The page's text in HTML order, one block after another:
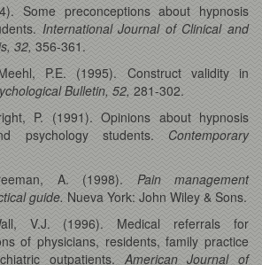
Some preconceptions about hypnosis
International Journal of Clinical and
32, 356-361.
P.E. (1995). Construct validity in
Bulletin, 52, 281-302.
P. (1991). Opinions about hypnosis
psychology students. Contemporary
A. (1998). Pain management
guide. Nueva York: John Wiley & Sons.
V.J. (1996). Medical referrals for
of physicians, residents, family practice
outpatients. American Journal of